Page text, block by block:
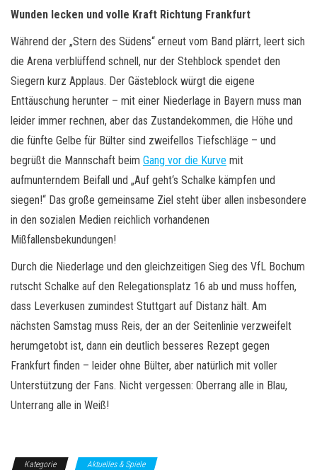
Wunden lecken und volle Kraft Richtung Frankfurt
Während der „Stern des Südens“ erneut vom Band plärrt, leert sich
die Arena verblüffend schnell, nur der Stehblock spendet den
Siegern kurz Applaus. Der Gästeblock würgt die eigene
Enttäuschung herunter – mit einer Niederlage in Bayern muss man
leider immer rechnen, aber das Zustandekommen, die Höhe und
die fünfte Gelbe für Bülter sind zweifellos Tiefschläge – und
begrüßt die Mannschaft beim Gang vor die Kurve mit
aufmunterndem Beifall und „Auf geht‘s Schalke kämpfen und
siegen!“ Das große gemeinsame Ziel steht über allen insbesondere
in den sozialen Medien reichlich vorhandenen
Mißfallensbekundungen!
Durch die Niederlage und den gleichzeitigen Sieg des VfL Bochum
rutscht Schalke auf den Relegationsplatz 16 ab und muss hoffen,
dass Leverkusen zumindest Stuttgart auf Distanz hält. Am
nächsten Samstag muss Reis, der an der Seitenlinie verzweifelt
herumgetobt ist, dann ein deutlich besseres Rezept gegen
Frankfurt finden – leider ohne Bülter, aber natürlich mit voller
Unterstützung der Fans. Nicht vergessen: Oberrang alle in Blau,
Unterrang alle in Weiß!
Kategorie Aktuelles & Spiele